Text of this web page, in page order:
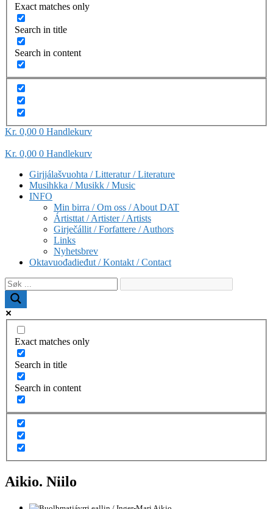
Exact matches only
Search in title
Search in content
Kr 0,00 0 Handlekurv
Kr 0,00 0 Handlekurv
Girjjálašvuohta / Litteratur / Literature
Musihkka / Musikk / Music
INFO
Min birra / Om oss / About DAT
Ártisttat / Artister / Artists
Girječállit / Forfattere / Authors
Links
Nyhetsbrev
Oktavuođadieđut / Kontakt / Contact
Exact matches only
Search in title
Search in content
Aikio. Niilo